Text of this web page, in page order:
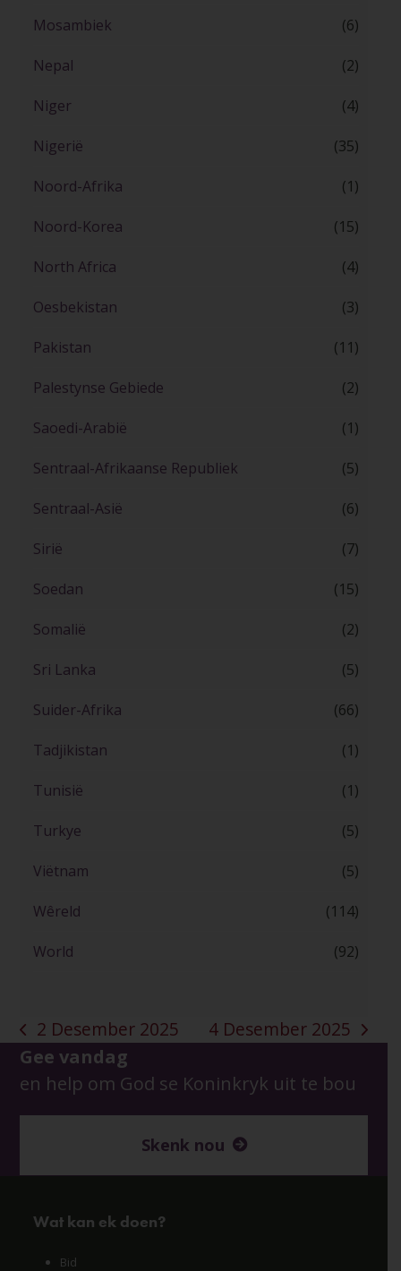
Mosambiek (6)
Nepal (2)
Niger (4)
Nigerië (35)
Noord-Afrika (1)
Noord-Korea (15)
North Africa (4)
Oesbekistan (3)
Pakistan (11)
Palestynse Gebiede (2)
Saoedi-Arabië (1)
Sentraal-Afrikaanse Republiek (5)
Sentraal-Asië (6)
Sirië (7)
Soedan (15)
Somalië (2)
Sri Lanka (5)
Suider-Afrika (66)
Tadjikistan (1)
Tunisië (1)
Turkye (5)
Viëtnam (5)
Wêreld (114)
World (92)
previous
post:
2 Desember 2025
next
4 Desember 2025
Gee vandag
en help om God se Koninkryk uit te bou
Skenk nou
Wat kan ek doen?
Bid